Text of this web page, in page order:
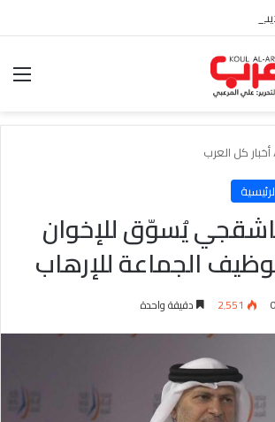
السعودي احمد بن عبدالله العبدالنبي
أخبار كل العرب
يُسوّق للإخوان
الجماعة للإرهاب
0 2٬551 دقيقة واحدة